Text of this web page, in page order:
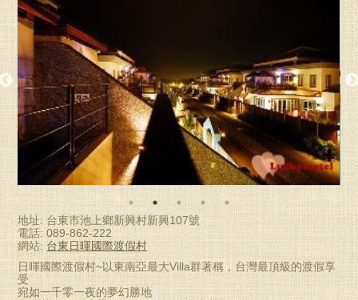
地址: 台東市池上鄉新興村新興107號
電話: 089-862-222
網站:台東日暉國際渡假村
日暉國際渡假村~以東南亞最大Villa群著稱，台灣最頂級的渡假享
受
宛如一千零一夜的夢幻勝地